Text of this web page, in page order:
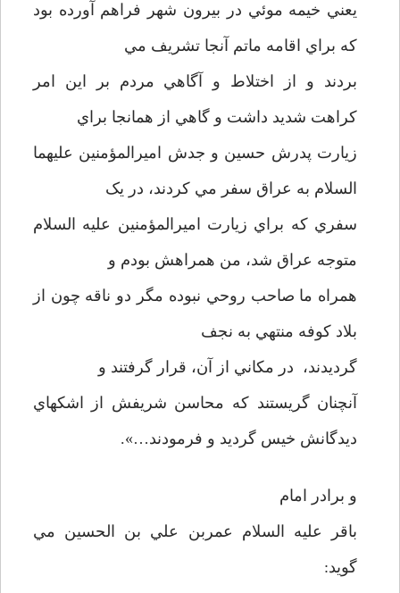
يعني خيمه موئي در بيرون شهر فراهم آورده بود
که براي اقامه ماتم آنجا تشريف مي
بردند و از اختلاط و آگاهي مردم بر اين امر
کراهت شديد داشت و گاهي از همانجا براي
زيارت پدرش حسين و جدش اميرالمؤمنين عليهما
السلام به عراق سفر مي کردند، در يک
سفري که براي زيارت اميرالمؤمنين عليه السلام
متوجه عراق شد، من همراهش بودم و
همراه ما صاحب روحي نبوده مگر دو ناقه چون از
بلاد کوفه منتهي به نجف
گرديدند، در مکاني از آن، قرار گرفتند و
آنچنان گريستند که محاسن شريفش از اشکهاي
ديدگانش خيس گرديد و فرمودند…».
و برادر امام
باقر عليه السلام عمربن علي بن الحسين مي
گويد: